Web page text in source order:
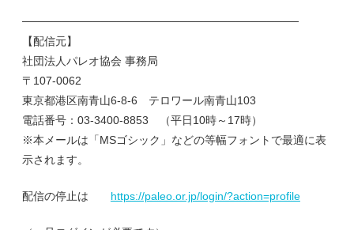
───────────────────────────────────
【配信元】
社団法人パレオ協会 事務局
〒107-0062
東京都港区南青山6-8-6 テロワール南青山103
電話番号：03-3400-8853 （平日10時～17時）
※本メールは「MSゴシック」などの等幅フォントで最適に表
示されます。
配信の停止は https://paleo.or.jp/login/?action=profile